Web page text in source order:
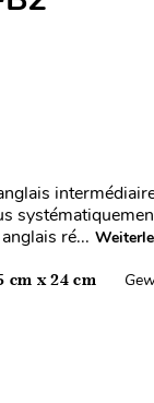
ré...
cm x 24 cm